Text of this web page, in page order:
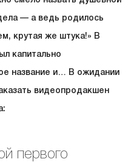
— а ведь родилось
крутая же штука!» В
капитально
название и… В ожидании
видеопродакшен
первого